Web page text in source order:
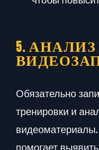
5. АНАЛИЗ
Обязательно
тренировки и